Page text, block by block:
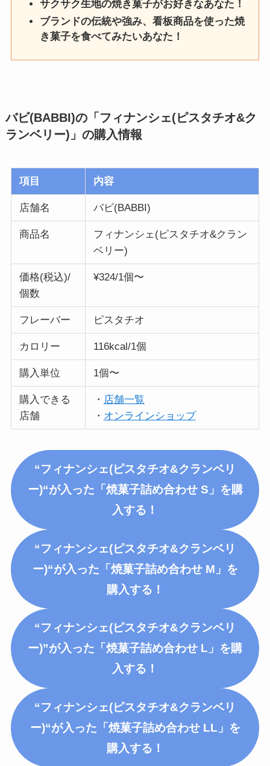
サクサク生地の焼き菓子がお好きなあなた！
ブランドの伝統や強み、看板商品を使った焼
き菓子を食べてみたいあなた！
バビ(BABBI)の「フィナンシェ(ピスタチオ&ク
ランベリー)」 の購入情報
項目 内容
店舗名 バビ(BABBI)
商品名
フィナンシェ(ピスタチオ&クラン
ベリー)
価格(税込)/
個数
¥324/1個〜
フレーバー ピスタチオ
カロリー 116kcal/1個
購入単位 1個〜
購入できる
店舗
・ 店舗一覧
・ オンラインショップ
“フィナンシェ(ピスタチオ&クランベリ
ー)“が入った「焼菓子詰め合わせ S」を購
入する！
“フィナンシェ(ピスタチオ&クランベリ
ー)“が入った「焼菓子詰め合わせ M」を
購入する！
“フィナンシェ(ピスタチオ&クランベリ
ー)”が入った「焼菓子詰め合わせ L」を購
入する！
“フィナンシェ(ピスタチオ&クランベリ
ー)“が入った「焼菓子詰め合わせ LL」を
購入する！